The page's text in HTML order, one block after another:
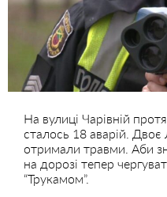
На вулиці Чарівній
сталось 18 аварій.
отримали травми. Аби
на дорозі тепер
“Трукамом”.